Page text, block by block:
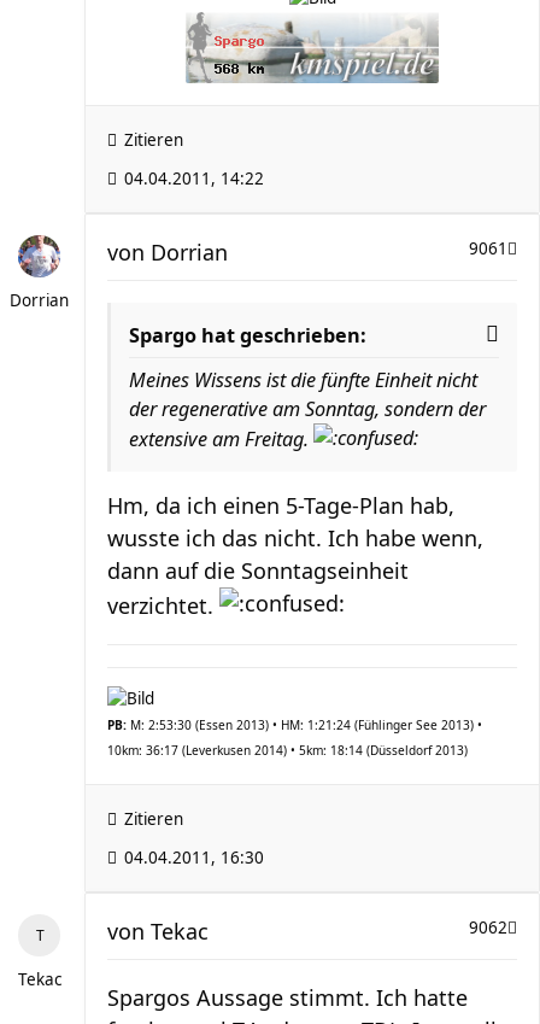
Zitieren
04.04.2011, 14:22
Dorrian
9061
von Dorrian
Spargo hat geschrieben:
Meines Wissens ist die fünfte Einheit nicht
der regenerative am Sonntag, sondern der
extensive am Freitag.
Hm, da ich einen 5-Tage-Plan hab,
wusste ich das nicht. Ich habe wenn,
dann auf die Sonntagseinheit
verzichtet.
PB: M: 2:53:30 (Essen 2013) • HM: 1:21:24 (Fühlinger See 2013) •
10km: 36:17 (Leverkusen 2014) • 5km: 18:14 (Düsseldorf 2013)
Zitieren
04.04.2011, 16:30
Tekac
9062
von Tekac
Spargos Aussage stimmt. Ich hatte